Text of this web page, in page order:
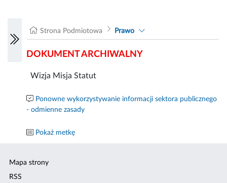
Strona Podmiotowa Prawo
DOKUMENT ARCHIWALNY
Wizja Misja Statut
Ponowne wykorzystywanie informacji sektora publicznego
- odmienne zasady
Pokaż metkę
Mapa strony
RSS